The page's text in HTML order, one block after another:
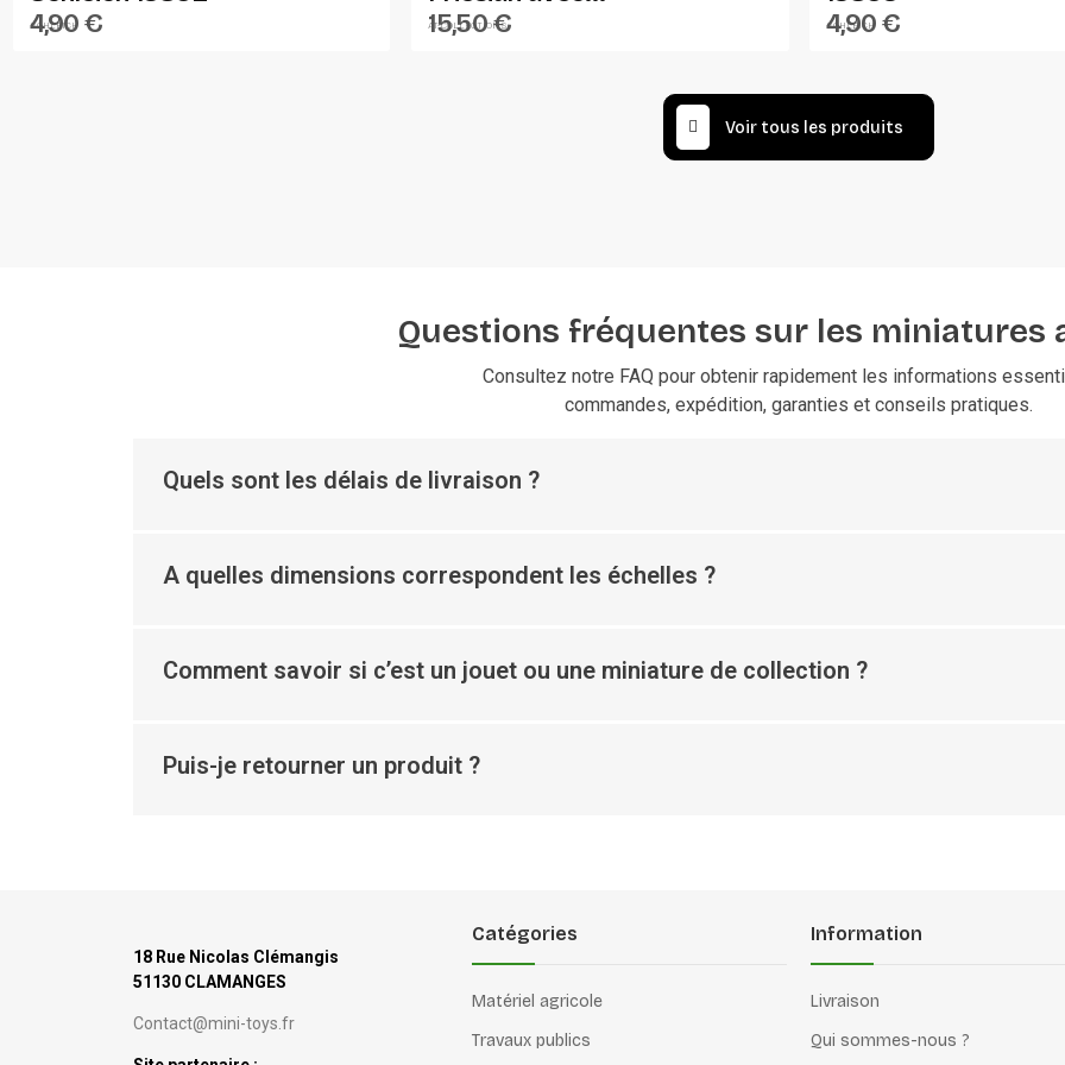
SCHLEICH
4,90 € AT-COLLECTIONS
15,50 € SCHLEICH
4,90 €
Voir tous les produits
Questions fréquentes sur les miniatures
Consultez notre FAQ pour obtenir rapidement les informations
commandes, expédition, garanties et conseils pratiques.
Quels sont les délais de livraison ?
A quelles dimensions correspondent les échelles ?
Comment savoir si c’est un jouet ou une miniature de collection ?
Puis-je retourner un produit ?
18 Rue Nicolas Clémangis
51130 CLAMANGES
Contact@mini-toys.fr
Catégories
Matériel agricole
Travaux publics
Information
Livraison
Qui sommes-nous ?